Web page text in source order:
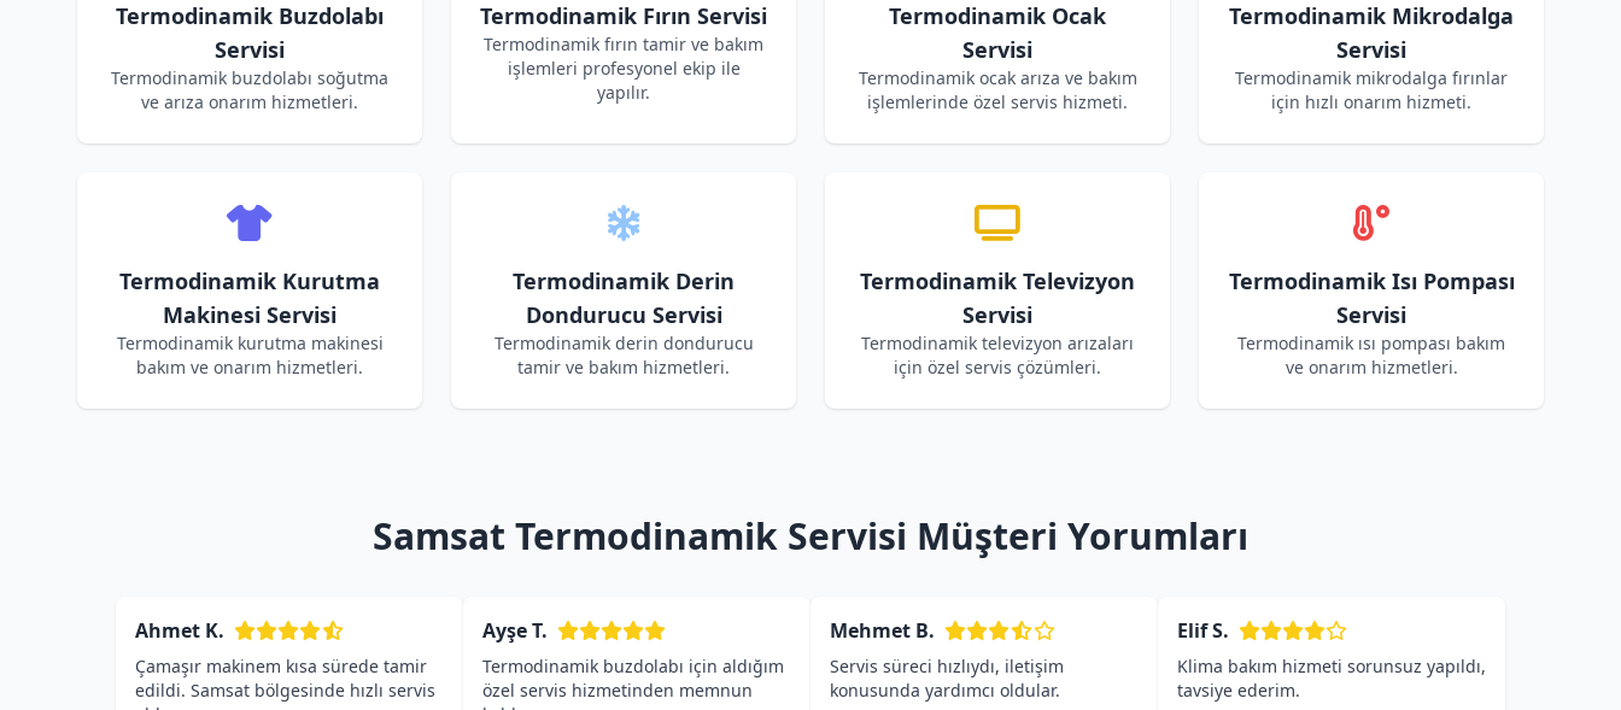
Termodinamik Buzdolabı
Servisi
Termodinamik buzdolabı soğutma
ve arıza onarım hizmetleri.
Termodinamik Fırın Servisi
Termodinamik fırın tamir ve bakım
işlemleri profesyonel ekip ile
yapılır.
Termodinamik Ocak
Servisi
Termodinamik ocak arıza ve bakım
işlemlerinde özel servis hizmeti.
Termodinamik Mikrodalga
Servisi
Termodinamik mikrodalga fırınlar
için hızlı onarım hizmeti.
Termodinamik Kurutma
Makinesi Servisi
Termodinamik kurutma makinesi
bakım ve onarım hizmetleri.
Termodinamik Derin
Dondurucu Servisi
Termodinamik derin dondurucu
tamir ve bakım hizmetleri.
Termodinamik Televizyon
Servisi
Termodinamik televizyon arızaları
için özel servis çözümleri.
Termodinamik Isı Pompası
Servisi
Termodinamik ısı pompası bakım
ve onarım hizmetleri.
Samsat Termodinamik Servisi Müşteri Yorumları
Ahmet K.
Çamaşır makinem kısa sürede tamir
edildi. Samsat bölgesinde hızlı servis
Ayşe T.
Termodinamik buzdolabı için aldığım
özel servis hizmetinden memnun
Mehmet B.
Servis süreci hızlıydı, iletişim
konusunda yardımcı oldular.
Elif S.
Klima bakım hizmeti sorunsuz yapıldı,
tavsiye ederim.